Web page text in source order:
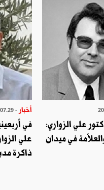
علي الزواري:
في ميدان
أخبار - 2026.07.29
في
علي
ذاكرة